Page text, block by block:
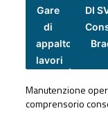
Gare
di
appalto
lavori
DI
Manutenzione
comprensorio